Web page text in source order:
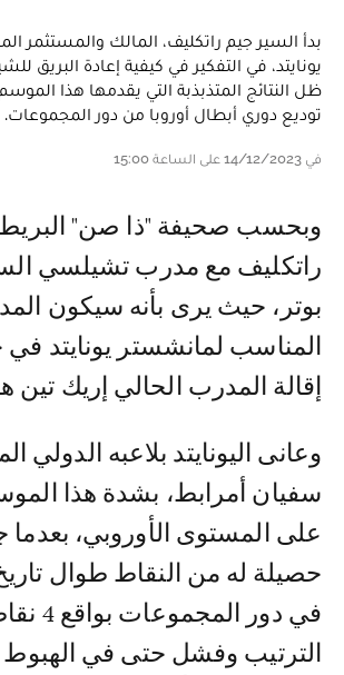
بدأ السير جيم راتكليف، المالك والمستثمر
يونايتد، في التفكير في كيفية إعادة البريق
ظل النتائج المتذبذبة التي يقدمها هذا
توديع دوري أبطال أوروبا من دور المجموعات.
في 14/12/2023 على الساعة 15:00
وبحسب صحيفة "ذا صن" البريطانية، تقابل
راتكليف مع مدرب تشيلسي
بوتر، حيث يرى بأنه سيكون
المناسب لمانشستر يونايتد في
إقالة المدرب الحالي إريك تين
وعانى اليونايتد بلاعبه الدولي
سفيان أمرابط، بشدة هذا
على المستوى الأوروبي، بعدما
حصيلة له من النقاط طوال
في دور
الترتيب وفشل حتى في الهبوط